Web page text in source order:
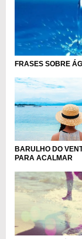
FRASES SOBRE
BARULHO DO
PARA ACALMAR